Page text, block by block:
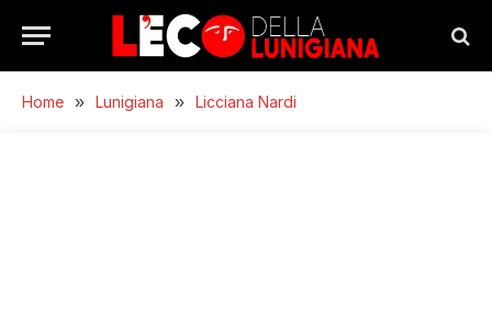
Home » Lunigiana » Licciana Nardi